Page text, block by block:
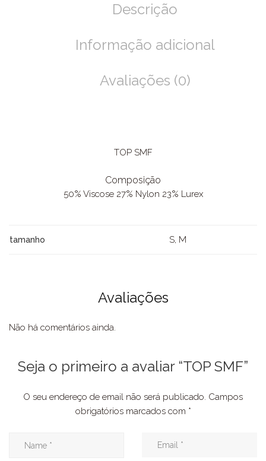
Descrição
Informação adicional
Avaliações (0)
TOP SMF
Composição
50% Viscose 27% Nylon 23% Lurex
tamanho S, M
Avaliações
Não há comentários ainda.
Seja o primeiro a avaliar “TOP SMF”
O seu endereço de email não será publicado. Campos
obrigatórios marcados com *